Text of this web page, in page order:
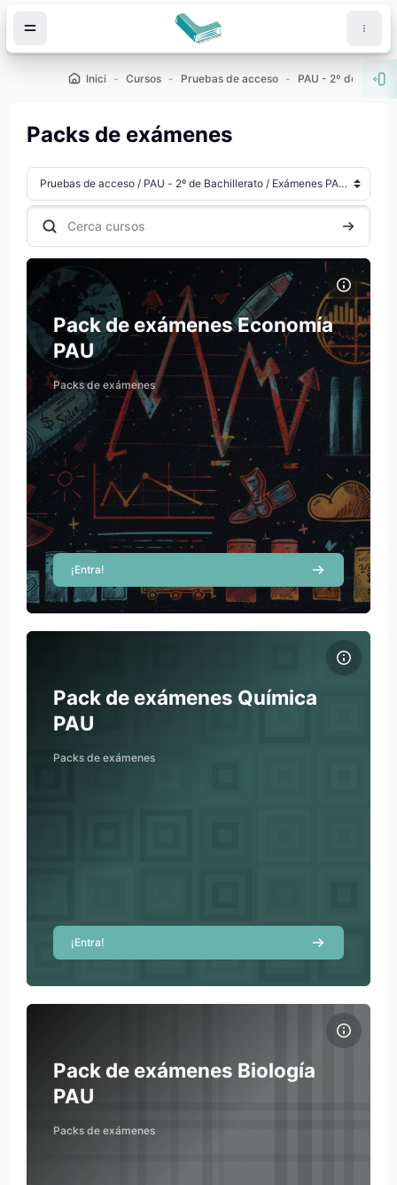
Inici Cursos Pruebas de acceso PAU - 2º de
Packs de exámenes
Categories de cursos
Cerca cursos Cerca
Beatriz Guillén Sánchez
Professor
Imatge del curs Pack de exámenes Economía PAU
Imatge del curs
Nom del curs
Pack de exámenes Economía
PAU
Packs de exámenes
¡Entra!
Imatge del curs Pack de exámenes Química PAU
Imatge del curs
Nom del curs
Pack de exámenes Química
PAU
Packs de exámenes
¡Entra!
Imatge del curs Pack de exámenes Biología PAU
Imatge del curs
Nom del curs
Pack de exámenes Biología
PAU
Packs de exámenes